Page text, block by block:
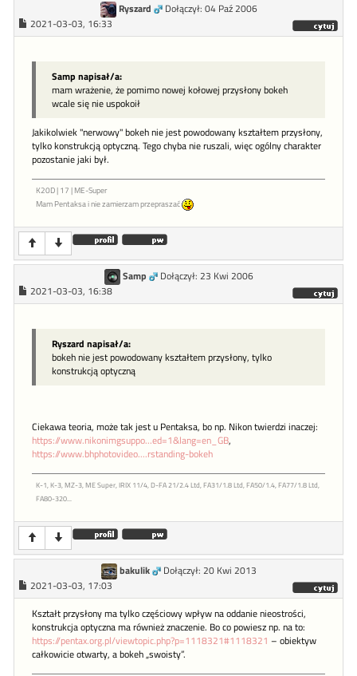
Ryszard
Dołączył: 04 Paź 2006
2021-03-03, 16:33
Samp napisał/a:
mam wrażenie, że pomimo nowej kołowej przysłony bokeh
wcale się nie uspokoił
Jakikolwiek "nerwowy" bokeh nie jest powodowany kształtem przysłony,
tylko konstrukcją optyczną. Tego chyba nie ruszali, więc ogólny charakter
pozostanie jaki był.
K20D | 17 | ME-Super
Mam Pentaksa i nie zamierzam przepraszać
Samp
Dołączył: 23 Kwi 2006
2021-03-03, 16:38
Ryszard napisał/a:
bokeh nie jest powodowany kształtem przysłony, tylko
konstrukcją optyczną
Ciekawa teoria, może tak jest u Pentaksa, bo np. Nikon twierdzi inaczej:
https://www.nikonimgsuppo...ed=1&lang=en_GB,
https://www.bhphotovideo....rstanding-bokeh
K-1, K-3, MZ-3, ME Super, IRIX 11/4, D-FA 21/2.4 Ltd, FA31/1.8 Ltd, FA50/1.4, FA77/1.8 Ltd,
FA80-320...
bakulik
Dołączył: 20 Kwi 2013
2021-03-03, 17:03
Kształt przysłony ma tylko częściowy wpływ na oddanie nieostrości,
konstrukcja optyczna ma również znaczenie. Bo co powiesz np. na to:
https://pentax.org.pl/viewtopic.php?p=1118321#1118321 – obiektyw
całkowicie otwarty, a bokeh „swoisty”.